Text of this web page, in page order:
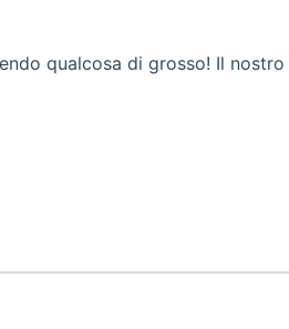
qualcosa di grosso! Il